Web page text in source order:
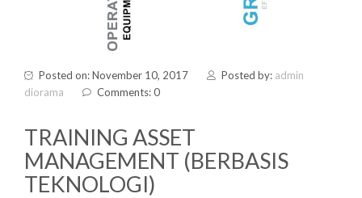
Posted on: November 10, 2017 Posted by: admin
diorama
Comments: 0
TRAINING ASSET
MANAGEMENT (BERBASIS
TEKNOLOGI)